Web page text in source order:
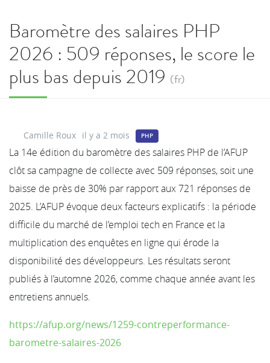
Baromètre des salaires PHP
2026 : 509 réponses, le score le
plus bas depuis 2019 (fr)
Camille Roux il y a 2 mois PHP
La 14e édition du baromètre des salaires PHP de l’AFUP
clôt sa campagne de collecte avec 509 réponses, soit une
baisse de près de 30% par rapport aux 721 réponses de
2025. L’AFUP évoque deux facteurs explicatifs : la période
difficile du marché de l’emploi tech en France et la
multiplication des enquêtes en ligne qui érode la
disponibilité des développeurs. Les résultats seront
publiés à l’automne 2026, comme chaque année avant les
entretiens annuels.
https://afup.org/news/1259-contreperformance-
barometre-salaires-2026